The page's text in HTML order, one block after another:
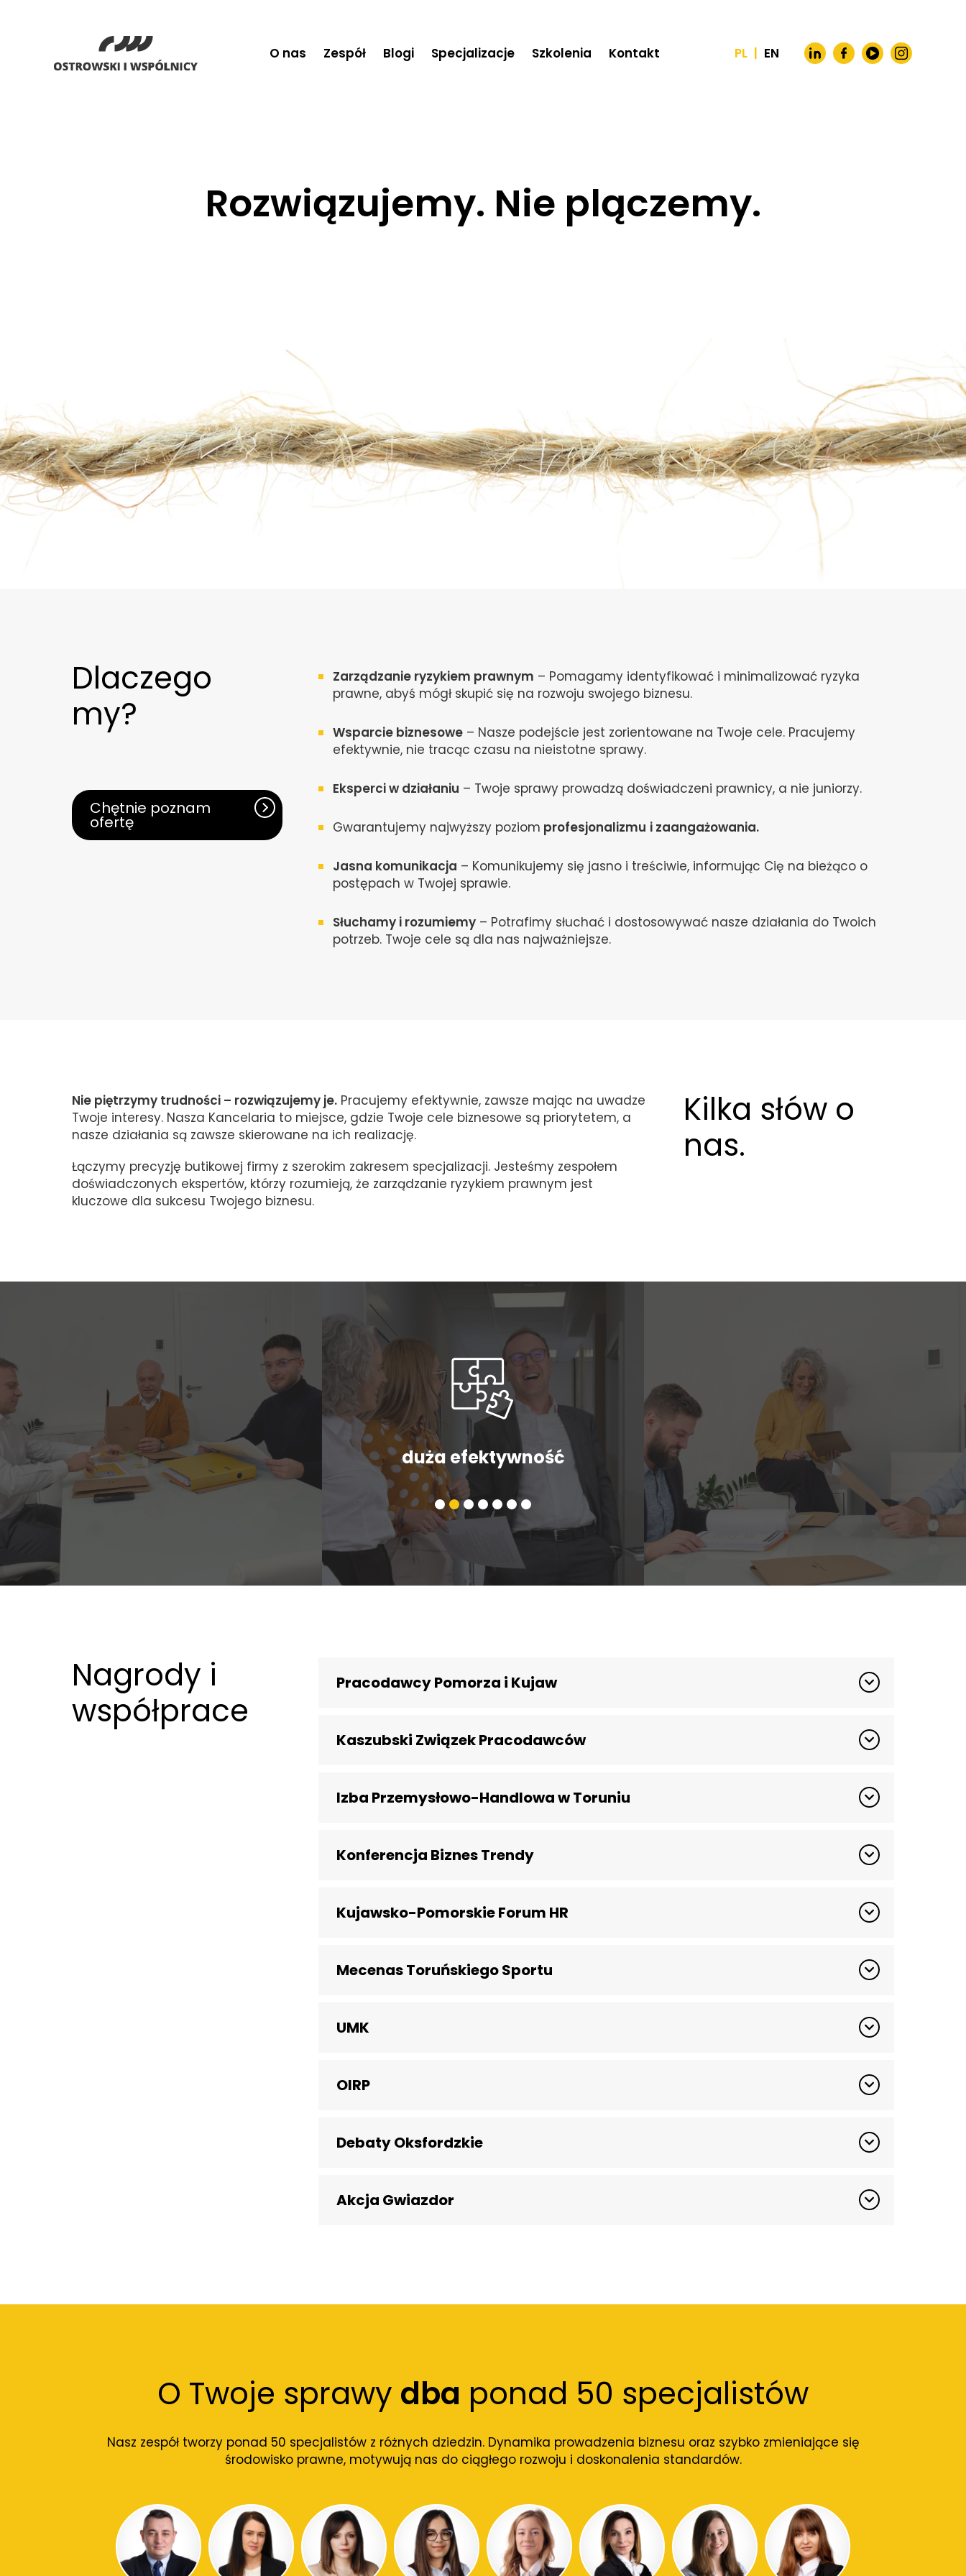
O nas Zespół Blogi Specjalizacje Szkolenia Kontakt PL | EN
Rozwiązujemy. Nie plączemy.
Dlaczego
my?
Chętnie poznam
ofertę
Zarządzanie ryzykiem prawnym – Pomagamy identyfikować i minimalizować ryzyka
prawne, abyś mógł skupić się na rozwoju swojego biznesu.
Wsparcie biznesowe – Nasze podejście jest zorientowane na Twoje cele. Pracujemy
efektywnie, nie tracąc czasu na nieistotne sprawy.
Eksperci w działaniu – Twoje sprawy prowadzą doświadczeni prawnicy, a nie juniorzy.
Gwarantujemy najwyższy poziom profesjonalizmu i zaangażowania.
Jasna komunikacja – Komunikujemy się jasno i treściwie, informując Cię na bieżąco o
postępach w Twojej sprawie.
Słuchamy i rozumiemy – Potrafimy słuchać i dostosowywać nasze działania do Twoich
potrzeb. Twoje cele są dla nas najważniejsze.
Kilka słów o
nas.
Nie piętrzymy trudności – rozwiązujemy je. Pracujemy efektywnie, zawsze mając na uwadze
Twoje interesy. Nasza Kancelaria to miejsce, gdzie Twoje cele biznesowe są priorytetem, a
nasze działania są zawsze skierowane na ich realizację.
Łączymy precyzję butikowej firmy z szerokim zakresem specjalizacji. Jesteśmy zespołem
doświadczonych ekspertów, którzy rozumieją, że zarządzanie ryzykiem prawnym jest
kluczowe dla sukcesu Twojego biznesu.
duża efektywność
Nagrody i
współprace
Pracodawcy Pomorza i Kujaw
Kaszubski Związek Pracodawców
Izba Przemysłowo-Handlowa w Toruniu
Konferencja Biznes Trendy
Kujawsko-Pomorskie Forum HR
Mecenas Toruńskiego Sportu
UMK
OIRP
Debaty Oksfordzkie
Akcja Gwiazdor
O Twoje sprawy dba ponad 50 specjalistów
Nasz zespół tworzy ponad 50 specjalistów z różnych dziedzin. Dynamika prowadzenia biznesu oraz szybko zmieniające się
środowisko prawne, motywują nas do ciągłego rozwoju i doskonalenia standardów.